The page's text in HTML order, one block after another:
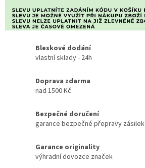
Bleskové dodání
vlastní sklady - 24h
Doprava zdarma
nad 1500 Kč
Bezpečné doručení
garance bezpečné přepravy zásilek
Garance originality
výhradní dovozce značek